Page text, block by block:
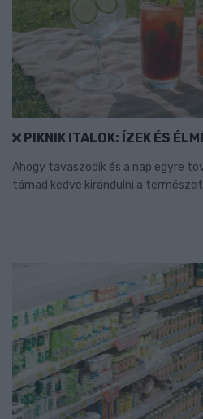
PIKNIK ITALOK: ÍZEK ÉS
Ahogy tavaszodik és a nap egyre
támad kedve kirándulni a